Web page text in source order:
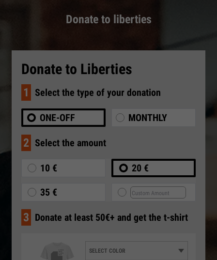
Donate to liberties
Donate to Liberties
1 Select the type of your donation
ONE-OFF MONTHLY
2 Select the amount
10 € 20 €
35 €
3 Donate at least 50€+ and get the t-shirt